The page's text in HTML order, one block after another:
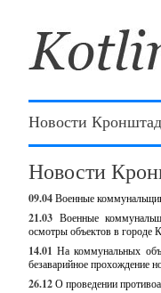
Новости
Новости
09.04Военные
21.03 Военные
осмотры объектов в городе
14.01 На коммунальных
безаварийное прохождение
26.12О проведении